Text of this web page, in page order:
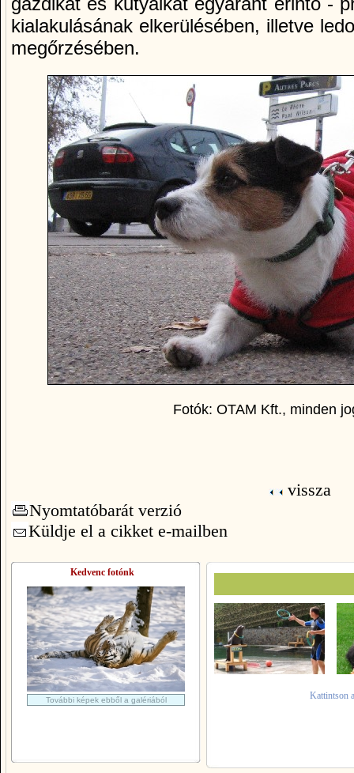
kialakulásának elkerülésében, illetve
megőrzésében.
Fotók: OTAM Kft., minden
vissza
Nyomtatóbarát verzió
Küldje el a cikket e-mailben
Kedvenc fotónk
További képek ebből a galériából Kattintson